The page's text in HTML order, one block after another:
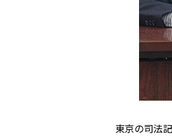
東京の司法